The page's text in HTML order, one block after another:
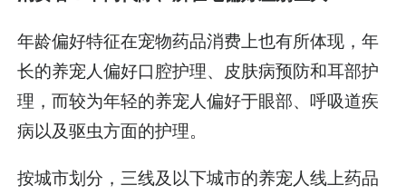
年龄偏好特征在宠物药品消费上也有所体现，年
长的养宠人偏好口腔护理、皮肤病预防和耳部护
理，而较为年轻的养宠人偏好于眼部、呼吸道疾
病以及驱虫方面的护理。
按城市划分，三线及以下城市的养宠人线上药品